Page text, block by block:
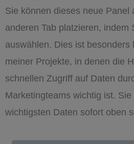
Sie können dieses neue Panel
anderen Tab platzieren, indem
auswählen. Dies ist besonders
meiner Projekte, in denen die
schnellen Zugriff auf Daten
Marketingteams wichtig ist.
wichtigsten Daten sofort oben